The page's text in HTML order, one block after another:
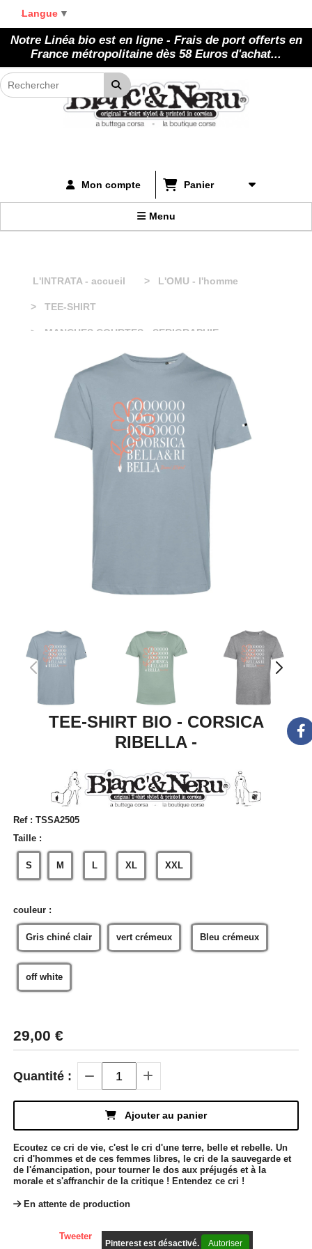
Notre Linéa bio est en ligne - Frais de port offerts en
France métropolitaine dès 58 Euros d'achat...
Mon compte Panier
Menu
L'INTRATA - accueil L'OMU - l'homme
TEE-SHIRT
MANCHES COURTES - SERIGRAPHIE
TEE-SHIRT BIO - CORSICA RIBELLA -
TEE-SHIRT BIO - CORSICA
RIBELLA -
Ref : TSSA2505
Taille :
S M L XL XXL
couleur :
Gris chiné clair vert crémeux Bleu crémeux
off white
29,00 €
Quantité :
Ajouter au panier
Ecoutez ce cri de vie, c'est le cri d'une terre, belle et rebelle. Un
cri d'hommes et de ces femmes libres, le cri de la sauvegarde et
de l'émancipation, pour tourner le dos aux préjugés et à la
morale et s'affranchir de la critique ! Entendez ce cri !
En attente de production
Tweeter
Pinterest est désactivé. Autoriser
Langue ▼